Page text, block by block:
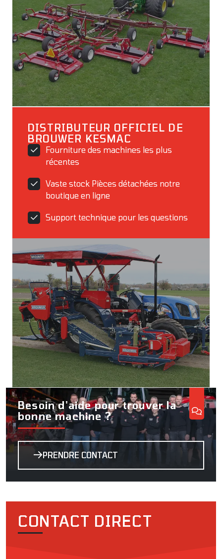
DISTRIBUTEUR OFFICIEL DE
BROUWER KESMAC
Fourniture des machines les plus
récentes
Vaste stock Pièces détachées notre
boutique en ligne
Support technique pour les questions
Besoin d'aide pour trouver la
bonne machine ?
PRENDRE CONTACT
CONTACT DIRECT